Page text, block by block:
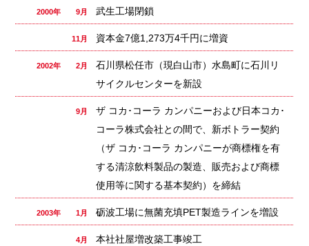
2000年 9月 武生工場閉鎖
11月 資本金7億1,273万4千円に増資
2002年 2月
石川県松任市（現白山市）水島町に石川リ
サイクルセンターを新設
9月
ザ コカ･コーラ カンパニーおよび日本コカ･
コーラ株式会社との間で、新ボトラー契約
（ザ コカ･コーラ カンパニーが商標権を有
する清涼飲料製品の製造、販売および商標
使用等に関する基本契約）を締結
2003年 1月 砺波工場に無菌充填PET製造ラインを増設
4月 本社社屋増改築工事竣工